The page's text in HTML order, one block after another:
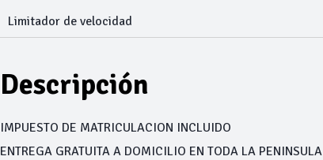
Limitador de velocidad
Descripción
IMPUESTO DE MATRICULACION INCLUIDO
ENTREGA GRATUITA A DOMICILIO EN TODA LA PENINSULA